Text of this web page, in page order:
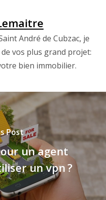
André de Cubzac, je
vos plus grand projet:
bien immobilier.
Post
un agent
un vpn ?